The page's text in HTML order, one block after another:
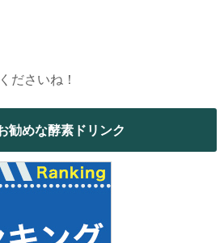
ださいね！
勧めな酵素ドリンク